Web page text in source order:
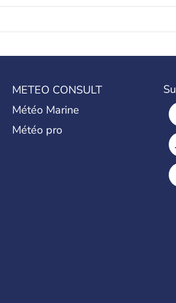
la Chine a été la première utilisatrice
METEO CONSULT
Météo Marine
Météo pro